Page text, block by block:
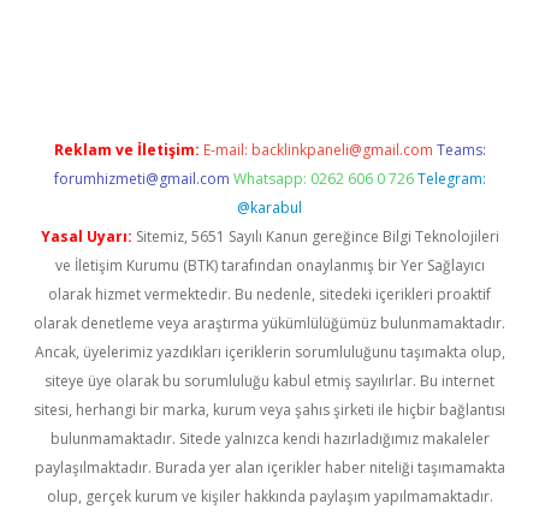
Reklam ve İletişim: E-mail: backlinkpaneli@gmail.com Teams:
forumhizmeti@gmail.com Whatsapp: 0262 606 0 726 Telegram:
@karabul
Yasal Uyarı: Sitemiz, 5651 Sayılı Kanun gereğince Bilgi Teknolojileri
ve İletişim Kurumu (BTK) tarafından onaylanmış bir Yer Sağlayıcı
olarak hizmet vermektedir. Bu nedenle, sitedeki içerikleri proaktif
olarak denetleme veya araştırma yükümlülüğümüz bulunmamaktadır.
Ancak, üyelerimiz yazdıkları içeriklerin sorumluluğunu taşımakta olup,
siteye üye olarak bu sorumluluğu kabul etmiş sayılırlar. Bu internet
sitesi, herhangi bir marka, kurum veya şahıs şirketi ile hiçbir bağlantısı
bulunmamaktadır. Sitede yalnızca kendi hazırladığımız makaleler
paylaşılmaktadır. Burada yer alan içerikler haber niteliği taşımamakta
olup, gerçek kurum ve kişiler hakkında paylaşım yapılmamaktadır.